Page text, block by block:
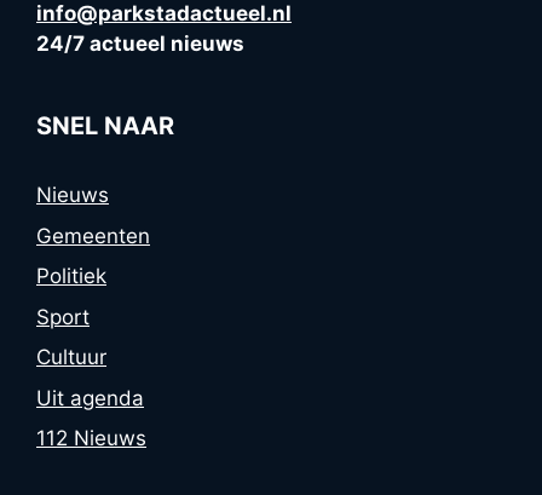
info@parkstadactueel.nl
24/7 actueel nieuws
SNEL NAAR
Nieuws
Gemeenten
Politiek
Sport
Cultuur
Uit agenda
112 Nieuws